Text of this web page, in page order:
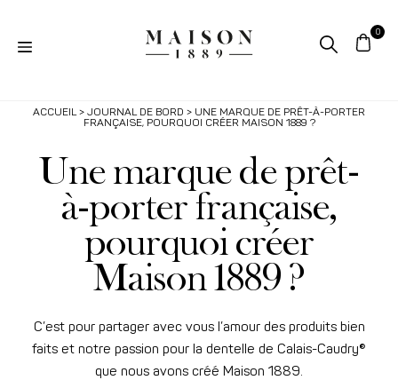
ACCUEIL> JOURNAL DE BORD > UNE MARQUE DE PRÊT-À-PORTER
FRANÇAISE, POURQUOI CRÉER MAISON 1889 ?
Une marque de prêt-
à-porter française,
pourquoi créer
Maison 1889 ?
C’est pour partager avec vous l’amour des produits bien
faits et notre passion pour la dentelle de Calais-Caudry®
que nous avons créé Maison 1889.